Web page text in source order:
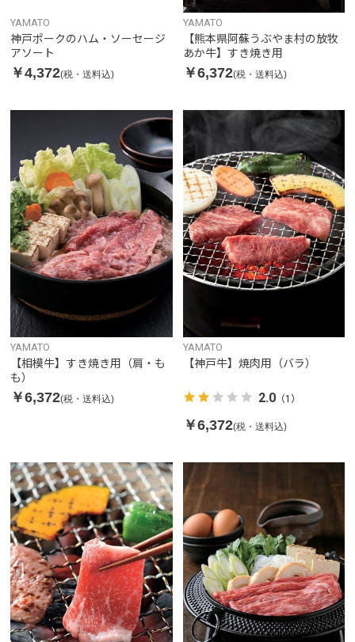
YAMATO
神戸ポークのハム・ソーセージ
アソート
￥4,372(税・送料込)
YAMATO
【熊本県阿蘇うぶやま村の放牧
あか牛】すき焼き用
￥6,372(税・送料込)
YAMATO
【相模牛】すき焼き用（肩・も
も）
￥6,372(税・送料込)
YAMATO
【神戸牛】焼肉用（バラ）
2.0（1）
￥6,372(税・送料込)